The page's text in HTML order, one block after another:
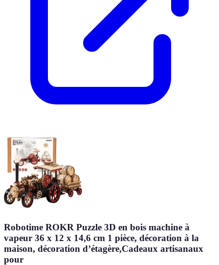
Robotime ROKR Puzzle 3D en bois machine à
vapeur 36 x 12 x 14,6 cm 1 pièce, décoration à la
maison, décoration d’étagère,Cadeaux artisanaux
pour